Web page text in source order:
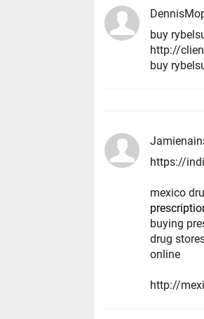
buy
http://
buy
https://
mexico
buying
drug
online
http://